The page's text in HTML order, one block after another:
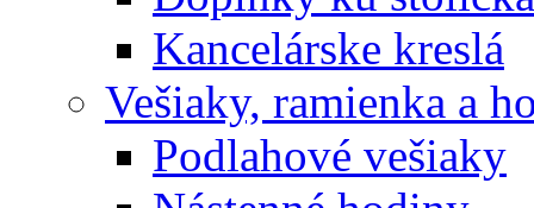
Kancelárske kreslá
Vešiaky, ramienka a
Podlahové vešiaky